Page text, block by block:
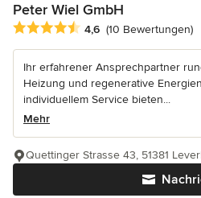
Peter Wiel GmbH
Durchschnittliche Bewertung: 4.6
4,6 (10 Bewertungen)
Ihr erfahrener Ansprechpartner
Heizung und regenerative
individuellem Service bieten...
Mehr
Quettinger Strasse 43, 51381